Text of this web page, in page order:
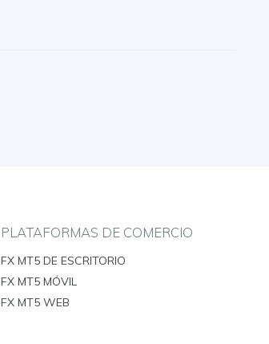
PLATAFORMAS DE COMERCIO
FX MT5 DE ESCRITORIO
FX MT5 MÓVIL
FX MT5 WEB